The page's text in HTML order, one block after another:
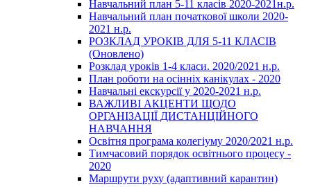
Навчальний план 5-11 класів 2020-2021н.р.
Навчальний план початкової школи 2020-
2021 н.р.
РОЗКЛАД УРОКІВ ДЛЯ 5-11 КЛАСІВ
(Оновлено)
Розклад уроків 1-4 класи. 2020/2021 н.р.
План роботи на осінніх канікулах - 2020
Навчальні екскурсії у 2020-2021 н.р.
ВАЖЛИВІ АКЦЕНТИ ЩОДО
ОРГАНІЗАЦІЇ ДИСТАНЦІЙНОГО
НАВЧАННЯ
Освітня програма колегіуму 2020/2021 н.р.
Тимчасовий порядок освітнього процесу -
2020
Маршрути руху (адаптивний карантин)